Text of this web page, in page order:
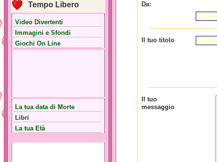
Tempo Libero
Video Divertenti
Immagini e Sfondi
Giochi On Line
La tua data di Morte
Libri
La tua Età
Da:
Il tuo titolo
Il tuo
messaggio